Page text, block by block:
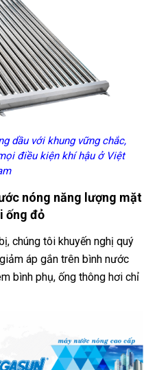
dầu với khung vững chắc,
điều kiện khí hậu ở Việt
nóng năng lượng mặt
ống đỏ
chúng tôi khuyến nghị quý
áp gắn trên bình nước
bình phụ, ống thông hơi chỉ